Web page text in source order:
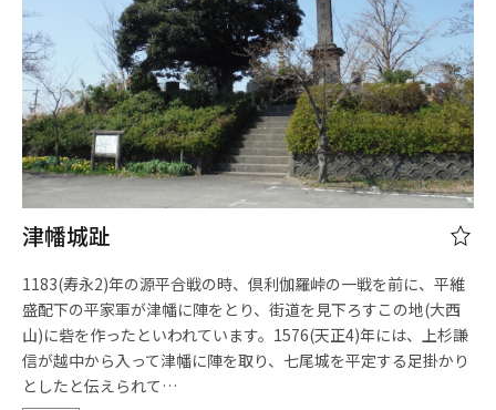
津幡城趾
1183(寿永2)年の源平合戦の時、倶利伽羅峠の一戦を前に、平維
盛配下の平家軍が津幡に陣をとり、街道を見下ろすこの地(大西
山)に砦を作ったといわれています。1576(天正4)年には、上杉謙
信が越中から入って津幡に陣を取り、七尾城を平定する足掛かり
としたと伝えられて…